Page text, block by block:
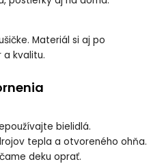
Materiál si aj po
kvalitu.
bielidlá.
tepla a otvoreného ohňa.
deku oprať.